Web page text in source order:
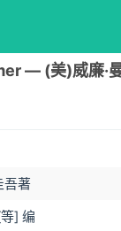
— (美)威廉·
吾著
] 编